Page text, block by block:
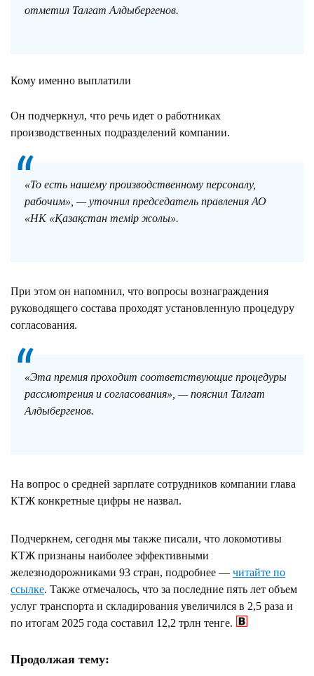
отметил Талгат Алдыбергенов.
Кому именно выплатили
Он подчеркнул, что речь идет о работниках
производственных подразделений компании.
«То есть нашему производственному персоналу,
рабочим», — уточнил председатель правления АО
«НК «Қазақстан темір жолы».
При этом он напомнил, что вопросы вознаграждения
руководящего состава проходят установленную процедуру
согласования.
«Эта премия проходит соответствующие процедуры
рассмотрения и согласования», — пояснил Талгат
Алдыбергенов.
На вопрос о средней зарплате сотрудников компании глава
КТЖ конкретные цифры не назвал.
Подчеркнем, сегодня мы также писали, что локомотивы
КТЖ признаны наиболее эффективными
железнодорожниками 93 стран, подробнее — читайте по
ссылке. Также отмечалось, что за последние пять лет объем
услуг транспорта и складирования увеличился в 2,5 раза и
по итогам 2025 года составил 12,2 трлн тенге.
Продолжая тему: